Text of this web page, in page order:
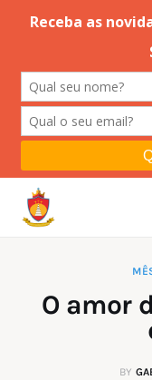
Editorial
Orações
O amor
BY